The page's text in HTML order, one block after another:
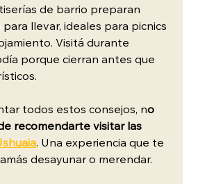
de barrio preparan
para llevar, ideales para picnics
Visitá durante
porque cierran antes que
todos estos consejos, no
recomendarte visitar las
. Una experiencia que te
desayunar o merendar.